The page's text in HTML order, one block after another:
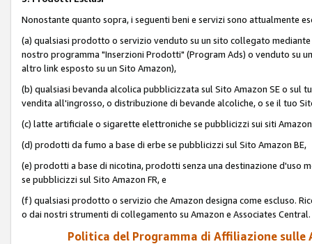
Nonostante quanto sopra, i seguenti beni e servizi sono attualmente
(a) qualsiasi prodotto o servizio venduto su un sito collegato
nostro programma "Inserzioni Prodotti" (Program Ads) o venduto su
altro link esposto su un Sito Amazon),
(b) qualsiasi bevanda alcolica pubblicizzata sul Sito Amazon SE o sul
vendita all'ingrosso, o distribuzione di bevande alcoliche, o se il tuo
(c) latte artificiale o sigarette elettroniche se pubblicizzi sui siti Amazon
(d) prodotti da fumo a base di erbe se pubblicizzi sul Sito Amazon BE,
(e) prodotti a base di nicotina, prodotti senza una destinazione d'uso
se pubblicizzi sul Sito Amazon FR, e
(f) qualsiasi prodotto o servizio che Amazon designa come escluso.
o dai nostri strumenti di collegamento su Amazon e Associates Central.
Politica del Programma di Affiliazione